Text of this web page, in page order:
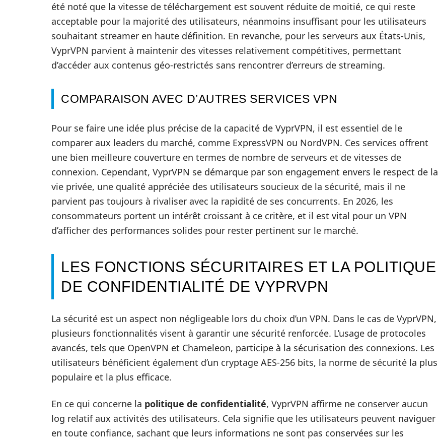
été noté que la vitesse de téléchargement est souvent réduite de moitié, ce qui reste
acceptable pour la majorité des utilisateurs, néanmoins insuffisant pour les utilisateurs
souhaitant streamer en haute définition. En revanche, pour les serveurs aux États-Unis,
VyprVPN parvient à maintenir des vitesses relativement compétitives, permettant
d’accéder aux contenus géo-restrictés sans rencontrer d’erreurs de streaming.
COMPARAISON AVEC D’AUTRES SERVICES VPN
Pour se faire une idée plus précise de la capacité de VyprVPN, il est essentiel de le
comparer aux leaders du marché, comme ExpressVPN ou NordVPN. Ces services offrent
une bien meilleure couverture en termes de nombre de serveurs et de vitesses de
connexion. Cependant, VyprVPN se démarque par son engagement envers le respect de la
vie privée, une qualité appréciée des utilisateurs soucieux de la sécurité, mais il ne
parvient pas toujours à rivaliser avec la rapidité de ses concurrents. En 2026, les
consommateurs portent un intérêt croissant à ce critère, et il est vital pour un VPN
d’afficher des performances solides pour rester pertinent sur le marché.
LES FONCTIONS SÉCURITAIRES ET LA POLITIQUE
DE CONFIDENTIALITÉ DE VYPRVPN
La sécurité est un aspect non négligeable lors du choix d’un VPN. Dans le cas de VyprVPN,
plusieurs fonctionnalités visent à garantir une sécurité renforcée. L’usage de protocoles
avancés, tels que OpenVPN et Chameleon, participe à la sécurisation des connexions. Les
utilisateurs bénéficient également d’un cryptage AES-256 bits, la norme de sécurité la plus
populaire et la plus efficace.
En ce qui concerne la politique de confidentialité, VyprVPN affirme ne conserver aucun
log relatif aux activités des utilisateurs. Cela signifie que les utilisateurs peuvent naviguer
en toute confiance, sachant que leurs informations ne sont pas conservées sur les